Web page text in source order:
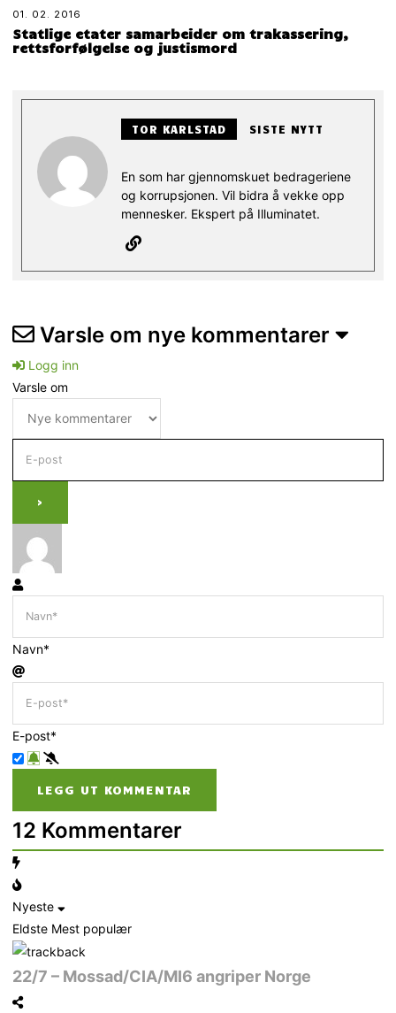
01. 02. 2016
Statlige etater samarbeider om trakassering,
rettsforfølgelse og justismord
TOR KARLSTAD SISTE NYTT
En som har gjennomskuet bedrageriene
og korrupsjonen. Vil bidra å vekke opp
mennesker. Ekspert på Illuminatet.
Varsle om nye kommentarer
Logg inn
Varsle om
Navn*
E-post*
12 Kommentarer
Nyeste
Eldste Mest populær
22/7 – Mossad/CIA/MI6 angriper Norge